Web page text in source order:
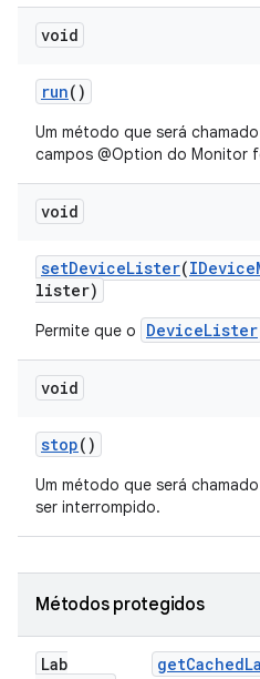
void
run()
Um método que será
campos @Option do Monitor
void
setDeviceLister(IDevice
lister)
Permite que o DeviceLister
void
stop()
Um método que será
ser interrompido.
Métodos protegidos
Lab
getCached